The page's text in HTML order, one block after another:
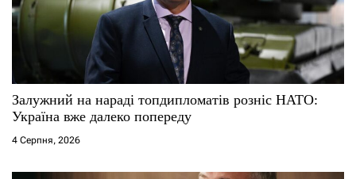
Залужний на нараді топдипломатів розніс НАТО:
Україна вже далеко попереду
4 Серпня, 2026